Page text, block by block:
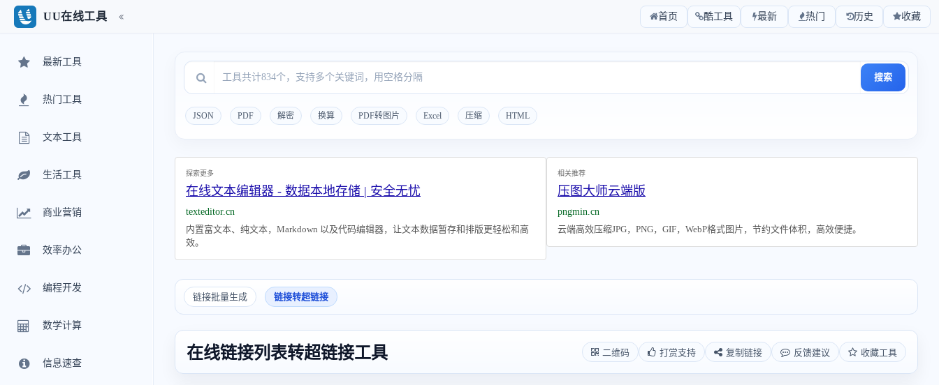
最新工具
热门工具
文本工具
生活工具
商业营销
效率办公
编程开发
数学计算
信息速查
UU在线工具 首页 酷工具 最新 热门 历史 收藏
搜索
JSON PDF 解密 换算 PDF转图片 Excel 压缩 HTML
探索更多
在线文本编辑器 - 数据本地存储 | 安全无忧
texteditor.cn
内置富文本、纯文本，Markdown 以及代码编辑器，让文本数据暂存和排版更轻松和高
效。
相关推荐
压图大师云端版
pngmin.cn
云端高效压缩JPG，PNG，GIF，WebP格式图片，节约文件体积，高效便捷。
链接批量生成 链接转超链接
在线链接列表转超链接工具 二维码 打赏支持 复制链接 反馈建议 收藏工具